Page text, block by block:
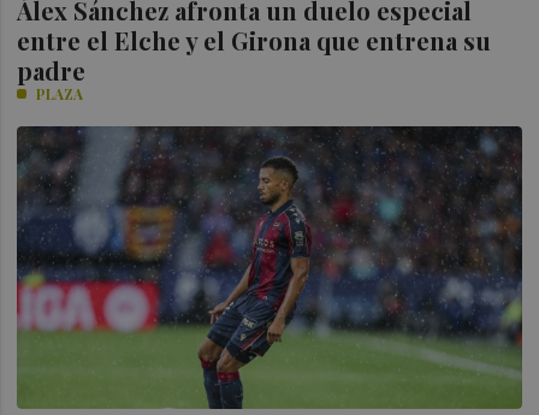
Álex Sánchez afronta un duelo especial
entre el Elche y el Girona que entrena su
padre
PLAZA